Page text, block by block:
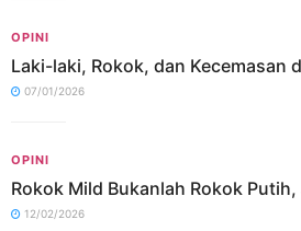
OPINI
Laki-laki, Rokok, dan Kecemasan
07/01/2026
OPINI
Rokok Mild Bukanlah Rokok
12/02/2026